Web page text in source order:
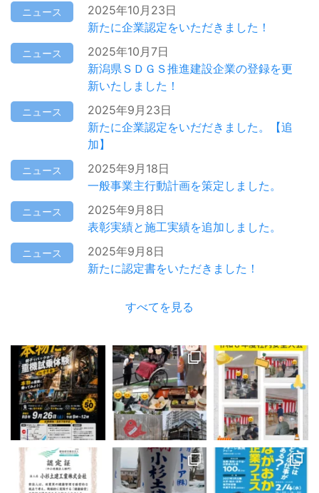
ニュース
2025年10月23日
新たに企業認定をいただきました！
ニュース
2025年10月7日
新潟県ＳＤＧＳ推進建設企業の登録を更
新いたしました！
ニュース
2025年9月23日
新たに企業認定をいだだきました。【追
加】
ニュース
2025年9月18日
一般事業主行動計画を策定しました。
ニュース
2025年9月8日
表彰実績と施工実績を追加しました。
ニュース
2025年9月8日
新たに認定書をいただきました！
すべてを見る